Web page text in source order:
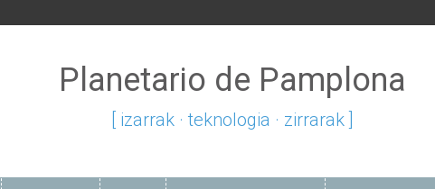
Planetario de Pamplona
[ izarrak · teknologia · zirrarak ]